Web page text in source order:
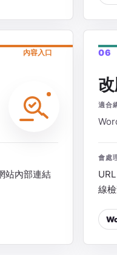
內容入口
站內部連結
06
適合
會處
線